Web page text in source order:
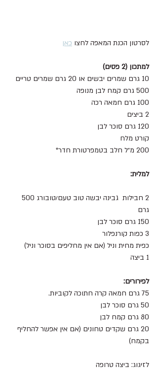
לסרטון הכנת המאפה לחצו כאן
למתכון (2 פסים)
10 גרם שמרים יבשים או 20 גרם שמרים טריים
500 גרם קמח לבן מנופה
100 גרם חמאה רכה
2 ביצים
120 גרם סוכר לבן
קורט מלח
200 מ״ל חלב בטמפרטורת חדר*
למלית:
גרם
150 גרם סוכר לבן
3 כפות קורנפלור
כפית מחית וניל (אם אין מחליפים בסוכר וניל)
1 ביצה
לפירורים:
75 גרם חמאה קרה חתוכה לקוביות.
50 גרם סוכר לבן
80 גרם קמח לבן
20 גרם שקדים טחונים (אם אין אפשר להחליף
בקמח)
לזיגוג: ביצה טרופה